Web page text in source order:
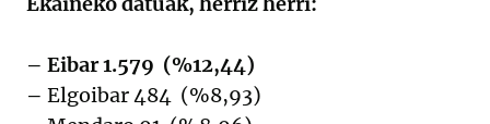
– Eibar 1.579 (%12,44)
– Elgoibar 484 (%8,93)